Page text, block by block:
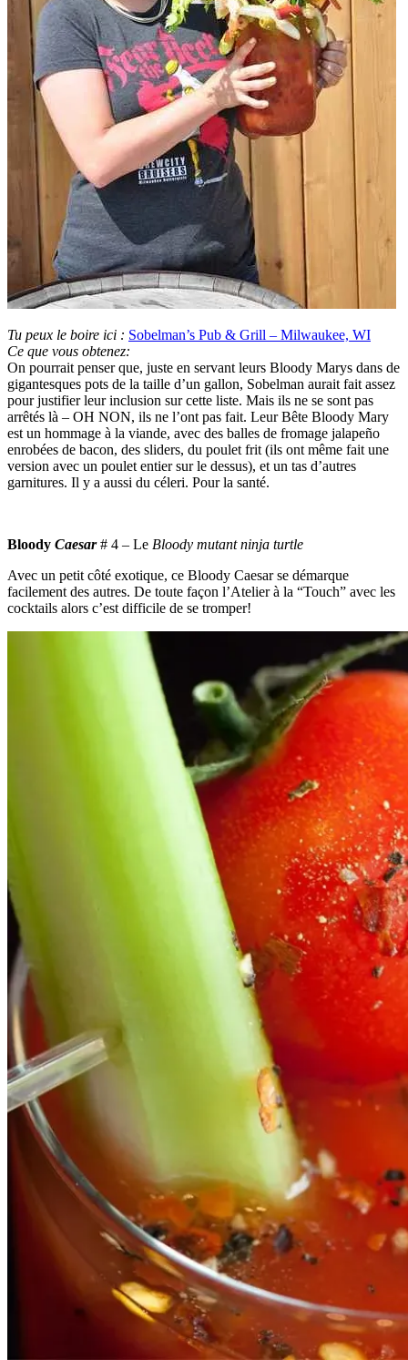
Tu peux le boire ici : Sobelman’s Pub & Grill – Milwaukee, WI
Ce que vous obtenez:
On pourrait penser que, juste en servant leurs Bloody Marys dans de
gigantesques pots de la taille d’un gallon, Sobelman aurait fait assez
pour justifier leur inclusion sur cette liste. Mais ils ne se sont pas
arrêtés là – OH NON, ils ne l’ont pas fait. Leur Bête Bloody Mary
est un hommage à la viande, avec des balles de fromage jalapeño
enrobées de bacon, des sliders, du poulet frit (ils ont même fait une
version avec un poulet entier sur le dessus), et un tas d’autres
garnitures. Il y a aussi du céleri. Pour la santé.
Bloody Caesar# 4 – Le Bloody mutant ninja turtle
Avec un petit côté exotique, ce Bloody Caesar se démarque
facilement des autres. De toute façon l’Atelier à la “Touch” avec les
cocktails alors c’est difficile de se tromper!